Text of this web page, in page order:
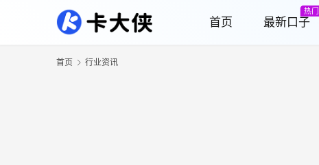
首页 最新口子
热门
首页 行业资讯